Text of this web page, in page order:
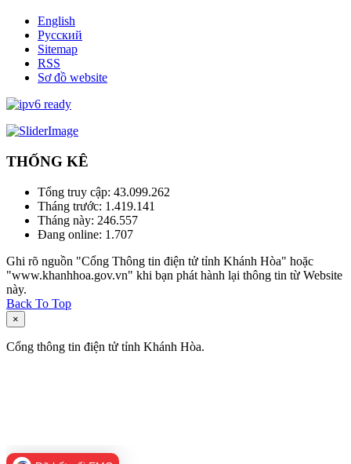
English
Русский
Sitemap
RSS
Sơ đồ website
THỐNG KÊ
Tổng truy cập: 43.099.262
Tháng trước: 1.419.141
Tháng này: 246.557
Đang online: 1.707
Ghi rõ nguồn "Cổng Thông tin điện tử tỉnh Khánh Hòa" hoặc
"www.khanhhoa.gov.vn" khi bạn phát hành lại thông tin từ Website
này.
Back To Top
×
Cổng thông tin điện tử tỉnh Khánh Hòa.